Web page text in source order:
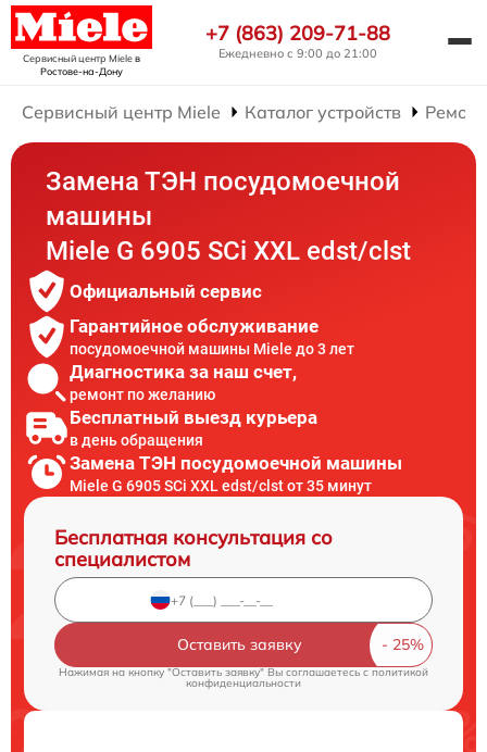
Сервисный центр Mieleв
Ростове-на-Дону
+7 (863) 209-71-88
Ежедневно с 9:00 до 21:00
Сервисный центр Miele Каталог устройств
Замена ТЭН посудомоечной
машины
Miele G 6905 SCi XXL edst/clst
Официальный сервис
Гарантийное обслуживание
посудомоечной машины Miele до 3 лет
Диагностика за наш счет,
ремонт по желанию
Бесплатный выезд курьера
в день обращения
Замена ТЭН посудомоечной машины
Miele G 6905 SCi XXL edst/clst от 35 минут
Бесплатная консультация со
специалистом
Оставить заявку
Нажимая на кнопку "Оставить заявку" Вы соглашаетесь cполитикой
конфиденциальности